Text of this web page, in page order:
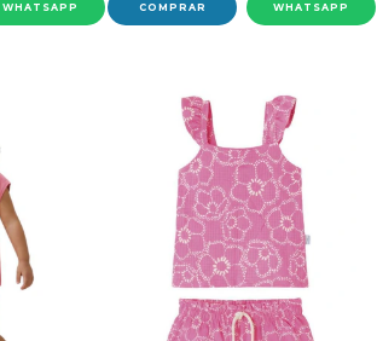
WHATSAPP COMPRAR WHATSAPP